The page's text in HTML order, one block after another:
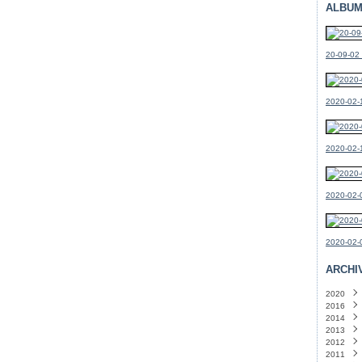
20-09-
2020-02-
2020-02-
2020-02-
2020-02-
2020
Février
2016
Mars
Février
2014
2013
Août
2012
2011